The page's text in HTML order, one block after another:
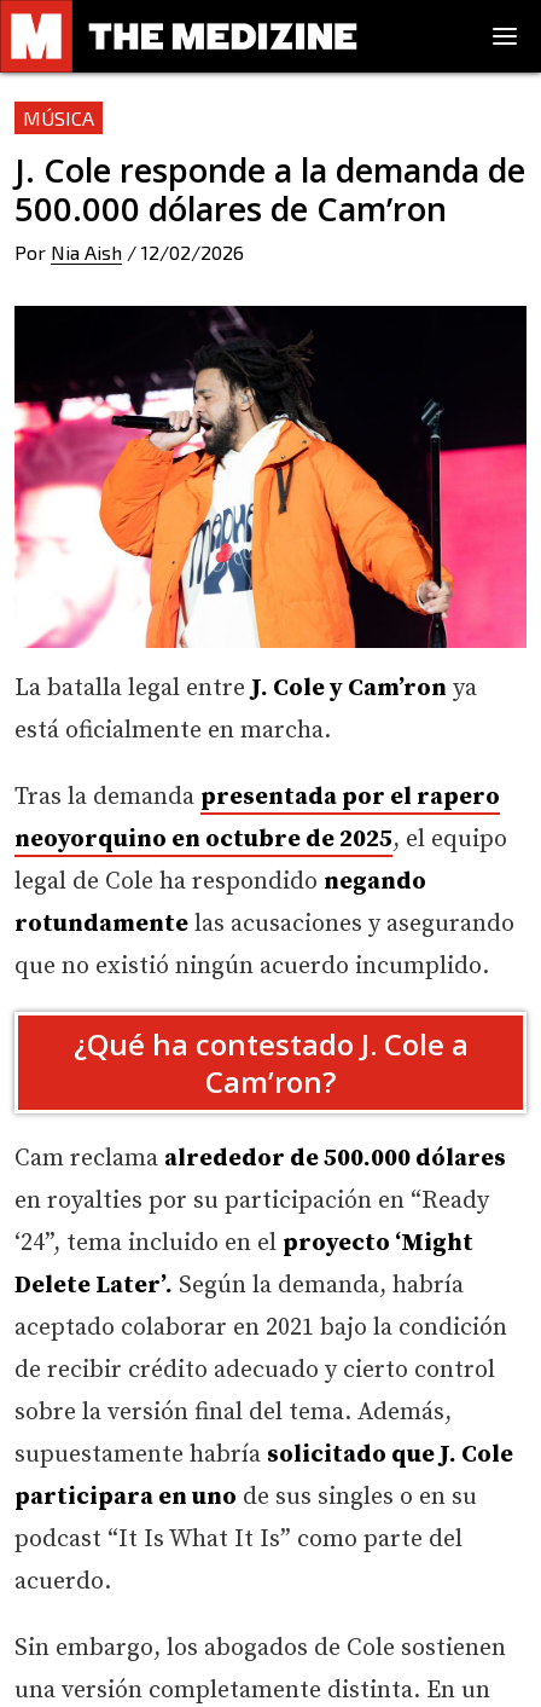
MÚSICA
J. Cole responde a la demanda de
500.000 dólares de Cam’ron
Por Nia Aish / 12/02/2026
La batalla legal entre J. Cole y Cam’ron ya
está oficialmente en marcha.
Tras la demanda presentada por el rapero
neoyorquino en octubre de 2025, el equipo
legal de Cole ha respondido negando
rotundamente las acusaciones y asegurando
que no existió ningún acuerdo incumplido.
¿Qué ha contestado J. Cole a
Cam’ron?
Cam reclama alrededor de 500.000 dólares
en royalties por su participación en “Ready
‘24”, tema incluido en el proyecto ‘Might
Delete Later’. Según la demanda, habría
aceptado colaborar en 2021 bajo la condición
de recibir crédito adecuado y cierto control
sobre la versión final del tema. Además,
supuestamente habría solicitado que J. Cole
participara en uno de sus singles o en su
podcast “It Is What It Is” como parte del
acuerdo.
Sin embargo, los abogados de Cole sostienen
una versión completamente distinta. En un